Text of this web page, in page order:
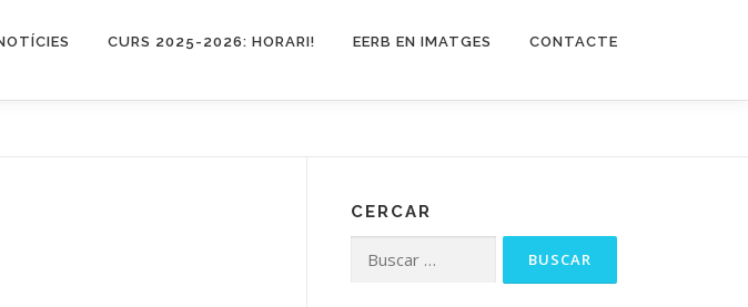
CURS 2025-2026: HORARI! EERB EN IMATGES CONTACTE
CERCAR